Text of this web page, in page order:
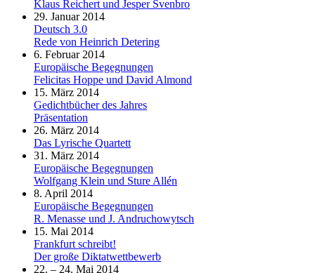
Klaus Reichert und Jesper Svenbro
29. Januar 2014
Deutsch 3.0
Rede von Heinrich Detering
6. Februar 2014
Europäische Begegnungen
Felicitas Hoppe und David Almond
15. März 2014
Gedichtbücher des Jahres
Präsentation
26. März 2014
Das Lyrische Quartett
31. März 2014
Europäische Begegnungen
Wolfgang Klein und Sture Allén
8. April 2014
Europäische Begegnungen
R. Menasse und J. Andruchowytsch
15. Mai 2014
Frankfurt schreibt!
Der große Diktatwettbewerb
22. – 24. Mai 2014